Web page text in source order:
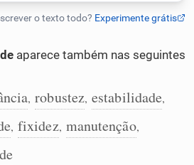
aparece também nas seguintes
, robustez, estabilidade,
, fixidez, manutenção,